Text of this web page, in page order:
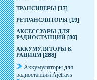
ТРАНСИВЕРЫ[17]
РЕТРАНСЛЯТОРЫ[19]
АКСЕССУАРЫ ДЛЯ
РАДИОСТАНЦИЙ[80]
АККУМУЛЯТОРЫ К
РАЦИЯМ[288]
Аккумуляторы для
радиостанций Ajetrays